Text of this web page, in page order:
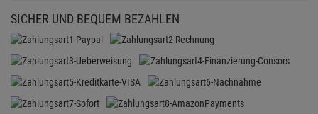
SICHER UND BEQUEM BEZAHLEN